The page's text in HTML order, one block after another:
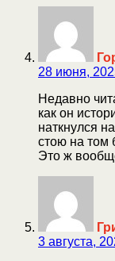
28 июня,
Недавно
как он
наткнулся
стою на том
Это ж
3 августа,